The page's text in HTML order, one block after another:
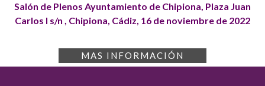
Salón de Plenos Ayuntamiento de Chipiona, Plaza Juan
Carlos I s/n , Chipiona, Cádiz, 16 de noviembre de 2022
MAS INFORMACIÓN